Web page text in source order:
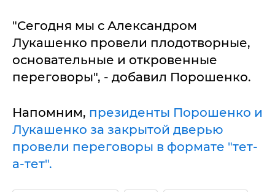
"Сегодня мы с Александром
Лукашенко провели плодотворные,
основательные и откровенные
переговоры", - добавил Порошенко.
Напомним, президенты Порошенко и
Лукашенко за закрытой дверью
провели переговоры в формате "тет-
а-тет".